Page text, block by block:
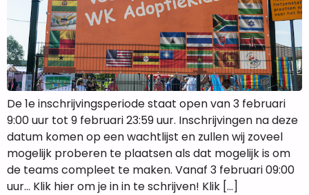
De 1e inschrijvingsperiode staat open van 3 februari
9:00 uur tot 9 februari 23:59 uur. Inschrijvingen na deze
datum komen op een wachtlijst en zullen wij zoveel
mogelijk proberen te plaatsen als dat mogelijk is om
de teams compleet te maken. Vanaf 3 februari 09:00
uur… Klik hier om je in in te schrijven! Klik […]